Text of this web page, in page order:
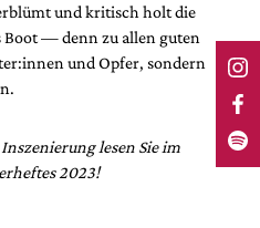
und kritisch holt die
— denn zu allen guten
und Opfer, sondern
lesen Sie im
2023!